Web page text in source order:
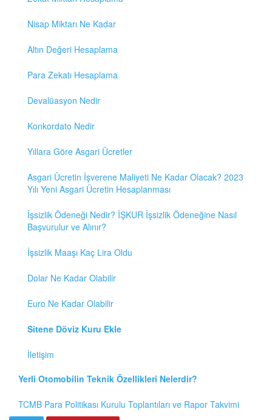
Nisap Miktarı Ne Kadar
Altın Değeri Hesaplama
Para Zekatı Hesaplama
Devalüasyon Nedir
Konkordato Nedir
Yıllara Göre Asgari Ücretler
Asgari Ücretin İşverene Maliyeti Ne Kadar Olacak? 2023
Yılı Yeni Asgari Ücretin Hesaplanması
İşsizlik Ödeneği Nedir? İŞKUR İşsizlik Ödeneğine Nasıl
Başvurulur ve Alınır?
İşsizlik Maaşı Kaç Lira Oldu
Dolar Ne Kadar Olabilir
Euro Ne Kadar Olabilir
Sitene Döviz Kuru Ekle
İletişim
Yerli Otomobilin Teknik Özellikleri Nelerdir?
TCMB Para Politikası Kurulu Toplantıları ve Rapor Takvimi